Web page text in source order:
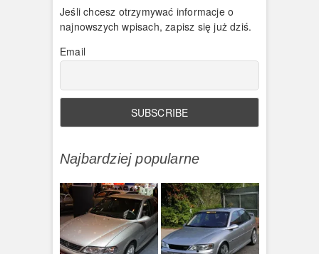
Jeśli chcesz otrzymywać informacje o
najnowszych wpisach, zapisz się już dziś.
Email
Najbardziej popularne